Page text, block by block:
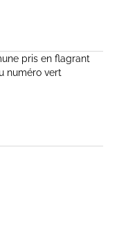
pris en flagrant
numéro vert